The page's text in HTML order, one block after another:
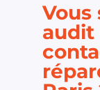
Vous
audit